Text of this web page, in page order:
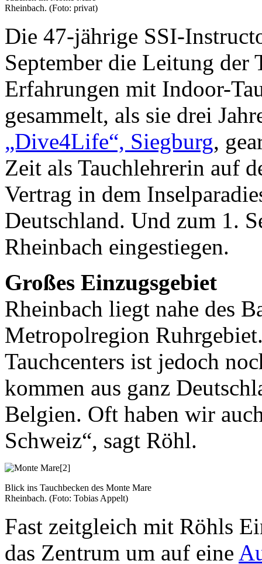
Rheinbach. (Foto: privat)
Die 47-jährige SSI-
September die Leitung der
Erfahrungen mit Indoor-
gesammelt, als sie drei
„Dive4Life“, Siegburg,
Zeit als Tauchlehrerin auf
Vertrag in dem
Deutschland. Und zum 1.
Rheinbach eingestiegen.
Großes Einzugsgebiet
Rheinbach liegt nahe des
Metropolregion
Tauchcenters ist jedoch
kommen aus ganz
Belgien. Oft haben wir
Schweiz“, sagt Röhl.
[2]
Blick ins Tauchbecken des Monte Mare
Rheinbach. (Foto: Tobias Appelt)
Fast zeitgleich mit Röhls
das Zentrum um auf eine